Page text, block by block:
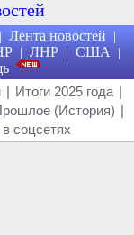
| Лента новостей |
| ЛНР | США |
| Итоги 2025 года |
(История) |
соцсетях